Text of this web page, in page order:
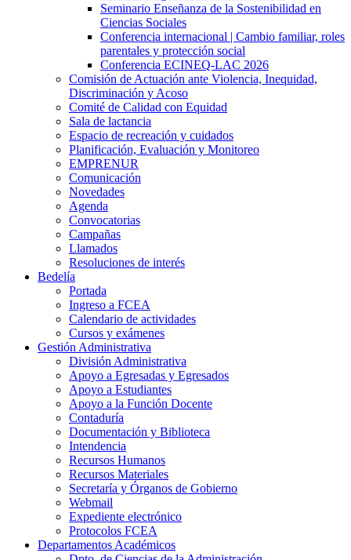
Seminario Enseñanza de la Sostenibilidad en
Ciencias Sociales
Conferencia internacional | Cambio familiar, roles
parentales y protección social
Conferencia ECINEQ-LAC 2026
Comisión de Actuación ante Violencia, Inequidad,
Discriminación y Acoso
Comité de Calidad con Equidad
Sala de lactancia
Espacio de recreación y cuidados
Planificación, Evaluación y Monitoreo
EMPRENUR
Comunicación
Novedades
Agenda
Convocatorias
Campañas
Llamados
Resoluciones de interés
Bedelía
Portada
Ingreso a FCEA
Calendario de actividades
Cursos y exámenes
Gestión Administrativa
División Administrativa
Apoyo a Egresadas y Egresados
Apoyo a Estudiantes
Apoyo a la Función Docente
Contaduría
Documentación y Biblioteca
Intendencia
Recursos Humanos
Recursos Materiales
Secretaría y Órganos de Gobierno
Webmail
Expediente electrónico
Protocolos FCEA
Departamentos Académicos